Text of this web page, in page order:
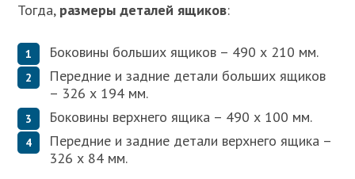
Тогда, размеры деталей ящиков:
Боковины больших ящиков – 490 х 210 мм.
Передние и задние детали больших ящиков
– 326 х 194 мм.
Боковины верхнего ящика – 490 х 100 мм.
Передние и задние детали верхнего ящика –
326 х 84 мм.